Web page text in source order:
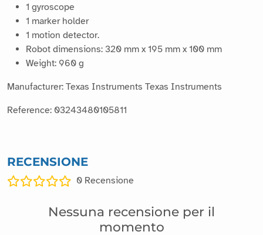
1 gyroscope
1 marker holder
1 motion detector.
Robot dimensions: 320 mm x 195 mm x 100 mm
Weight: 960 g
Manufacturer: Texas Instruments Texas Instruments
Reference: 03243480105811
RECENSIONE
0 Recensione
Nessuna recensione per il
momento